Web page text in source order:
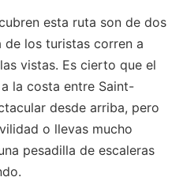
esta ruta son de dos
de los turistas corren a
vistas. Es cierto que el
la costa entre Saint-
desde arriba, pero
o llevas mucho
pesadilla de escaleras